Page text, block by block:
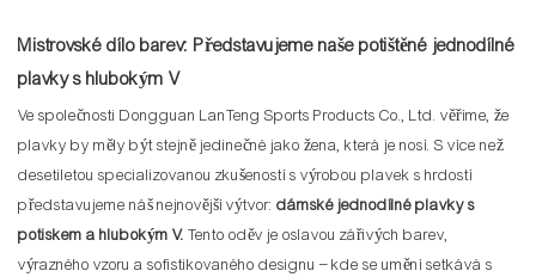
Mistrovské dílo barev: Představujeme naše potištěné jednodílné
plavky s hlubokým V
Ve společnosti Dongguan LanTeng Sports Products Co., Ltd. věříme, že
plavky by měly být stejně jedinečné jako žena, která je nosí. S více než
desetiletou specializovanou zkušeností s výrobou plavek s hrdostí
představujeme náš nejnovější výtvor: dámské jednodílné plavky s
potiskem a hlubokým V. Tento oděv je oslavou zářivých barev,
výrazného vzoru a sofistikovaného designu – kde se umění setkává s